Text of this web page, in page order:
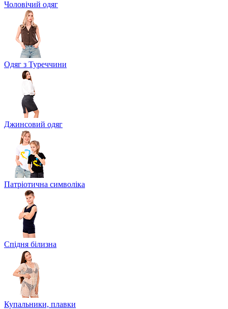
Чоловічий одяг
Одяг з Туреччини
Джинсовий одяг
Патріотична символіка
Спідня білизна
Купальники, плавки